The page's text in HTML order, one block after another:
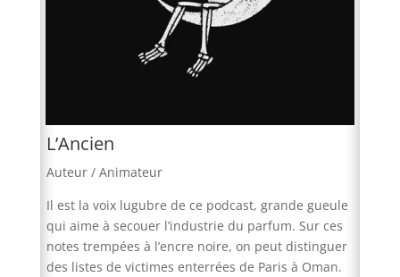
L’Ancien
Auteur / Animateur
Il est la voix lugubre de ce podcast, grande gueule
qui aime à secouer l’industrie du parfum. Sur ces
notes trempées à l’encre noire, on peut distinguer
des listes de victimes enterrées de Paris à Oman.